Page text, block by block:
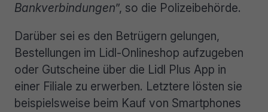
Bankverbindungen”, so die Polizeibehörde.
Darüber sei es den Betrügern gelungen,
Bestellungen im Lidl-Onlineshop aufzugeben
oder Gutscheine über die Lidl Plus App in
einer Filiale zu erwerben. Letztere lösten sie
beispielsweise beim Kauf von Smartphones